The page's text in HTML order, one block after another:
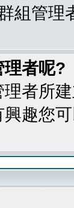
組管理
理者呢?
者所
趣您